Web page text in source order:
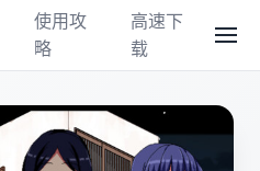
使用攻
略
高速下
载